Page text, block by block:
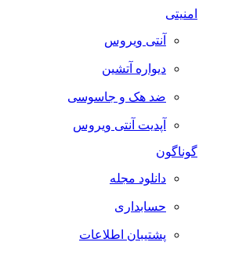
آنتی ویروس
دیواره آتشین
ضد هک و جاسوسی
آپدیت آنتی ویروس
گوناگون
دانلود مجله
حسابداری
پشتیبان اطلاعات